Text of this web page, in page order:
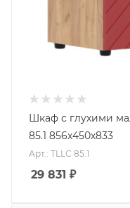
Шкаф с глухими
85.1 856х450х833
Арт.: TLLC 85.1
29 831 ₽